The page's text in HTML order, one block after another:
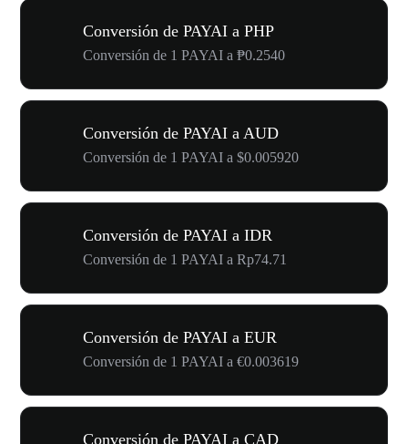
Conversión de PAYAI a PHP
Conversión de 1 PAYAI a ₱0.2540
Conversión de PAYAI a AUD
Conversión de 1 PAYAI a $0.005920
Conversión de PAYAI a IDR
Conversión de 1 PAYAI a Rp74.71
Conversión de PAYAI a EUR
Conversión de 1 PAYAI a €0.003619
Conversión de PAYAI a CAD